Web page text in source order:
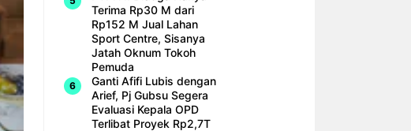
Terima Rp30 M dari
Rp152 M Jual Lahan
Sport Centre, Sisanya
Jatah Oknum Tokoh
Pemuda
Ganti Afifi Lubis dengan
Arief, Pj Gubsu Segera
Evaluasi Kepala OPD
Terlibat Proyek Rp2,7T